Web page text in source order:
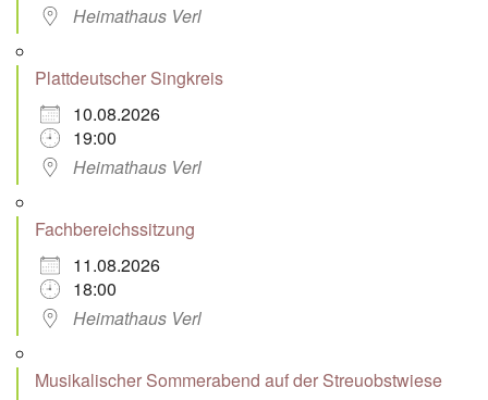
Heimathaus Verl
Plattdeutscher Singkreis
10.08.2026
19:00
Heimathaus Verl
Fachbereichssitzung
11.08.2026
18:00
Heimathaus Verl
Musikalischer Sommerabend auf der Streuobstwiese